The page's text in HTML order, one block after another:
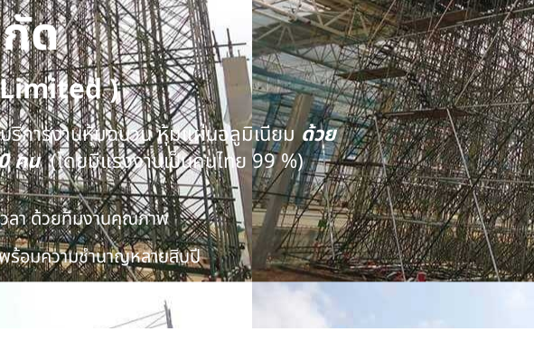
ด
)
บริการงานหุ้มฉนวน หุ้มแผ่นอลูมิเนียมด้วย
คน(โดยมีแรงงานเป็นคนไทย 99 %)
ลา ด้วยทีมงานคุณภาพ
ร้อมความชำนาญหลายสิบปี